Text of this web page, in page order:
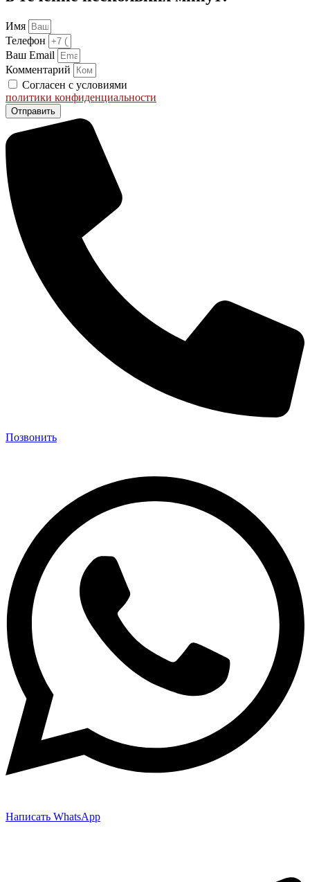
Имя
Телефон
Ваш Email
Комментарий
Согласен с условиями
политики конфиденциальности
Отправить
Позвонить
Написать WhatsApp